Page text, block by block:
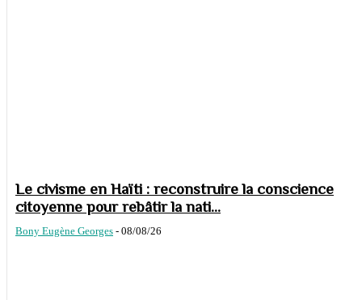
Le civisme en Haïti : reconstruire la conscience
citoyenne pour rebâtir la nati...
Bony Eugène Georges - 08/08/26